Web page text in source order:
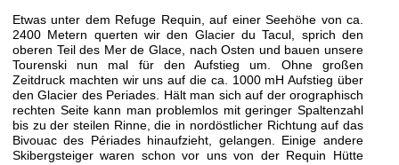
Etwas unter dem Refuge Requin, auf einer Seehöhe von ca.
2400 Metern querten wir den Glacier du Tacul, sprich den
oberen Teil des Mer de Glace, nach Osten und bauen unsere
Tourenski nun mal für den Aufstieg um. Ohne großen
Zeitdruck machten wir uns auf die ca. 1000 mH Aufstieg über
den Glacier des Periades. Hält man sich auf der orographisch
rechten Seite kann man problemlos mit geringer Spaltenzahl
bis zu der steilen Rinne, die in nordöstlicher Richtung auf das
Bivouac des Périades hinaufzieht, gelangen. Einige andere
Skibergsteiger waren schon vor uns von der Requin Hütte